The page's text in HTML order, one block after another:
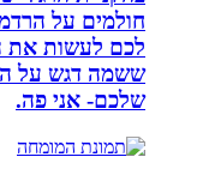
חולמים על הרדמות
לכם לעשות את
ששמה דגש על
שלכם- אני פה.